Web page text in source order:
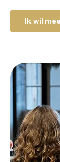
Ik wil